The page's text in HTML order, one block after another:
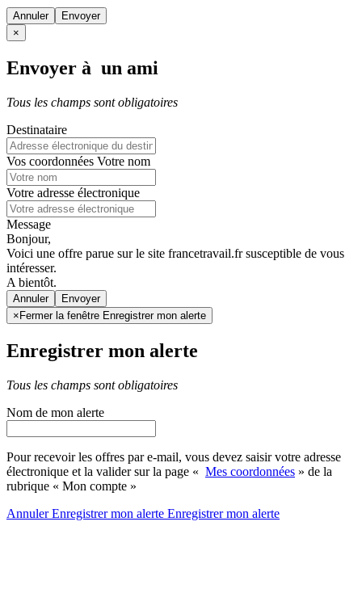
Annuler
×
Envoyer à un ami
Tous les champs sont obligatoires
Destinataire
Vos coordonnées Votre nom
Votre adresse électronique
Message
Bonjour,
Voici une offre parue sur le site francetravail.fr susceptible de vous
intéresser.
A bientôt.
Annuler
× Fermer la fenêtre Enregistrer mon alerte
Enregistrer mon alerte
Tous les champs sont obligatoires
Nom de mon alerte
Pour recevoir les offres par e-mail, vous devez saisir votre adresse
électronique et la valider sur la page « Mes coordonnées » de la
rubrique « Mon compte »
AnnulerEnregistrer mon alerte Enregistrermon alerte